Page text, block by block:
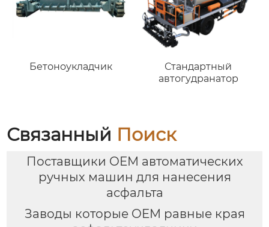
Бетоноукладчик
Стандартный
автогудранатор
Связанный Поиск
Поставщики OEM автоматических
ручных машин для нанесения
асфальта
Заводы которые OEM равные края